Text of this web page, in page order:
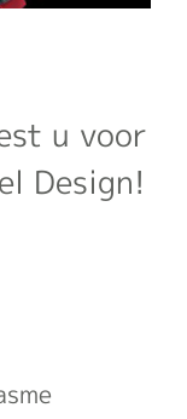
u voor
Design!